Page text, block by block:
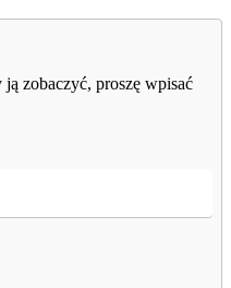
ją zobaczyć, proszę wpisać